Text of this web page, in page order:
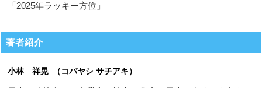
「2025年ラッキー方位」
著者紹介
小林 祥晃 （コバヤシ サチアキ）